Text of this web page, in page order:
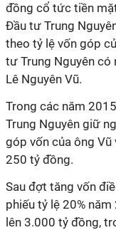
đồng cổ tức tiền
Đầu tư Trung
theo tỷ lệ vốn góp
tư Trung Nguyên có
Lê Nguyên Vũ.
Trong các năm
Trung Nguyên giữ
góp vốn của ông
250 tỷ đồng.
Sau đợt tăng vốn
phiếu tỷ lệ 20% năm
lên 3.000 tỷ đồng,